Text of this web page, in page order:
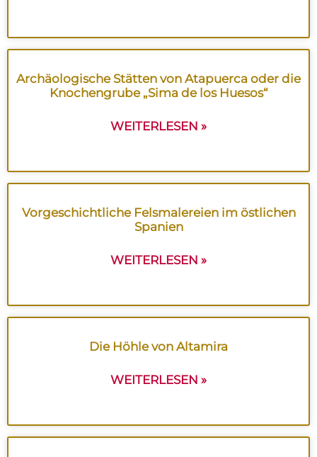
Archäologische Stätten von Atapuerca oder die
Knochengrube „Sima de los Huesos“
WEITERLESEN »
Vorgeschichtliche Felsmalereien im östlichen
Spanien
WEITERLESEN »
Die Höhle von Altamira
WEITERLESEN »